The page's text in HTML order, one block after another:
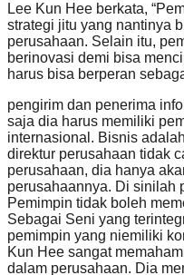
Lee Kun Hee berkata,
strategi jitu yang nantinya
perusahaan. Selain itu,
berinovasi demi bisa
harus bisa berperan
pengirim dan penerima
saja dia harus memiliki
internasional. Bisnis
direktur perusahaan tidak
perusahaan, dia hanya
perusahaannya. Di sinilah
Pemimpin tidak boleh
Sebagai Seni yang
pemimpin yang niemiliki
Kun Hee sangat
dalam perusahaan. Dia